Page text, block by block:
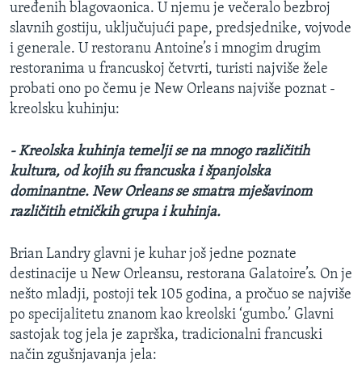
uređenih blagovaonica. U njemu je večeralo bezbroj
slavnih gostiju, uključujući pape, predsjednike, vojvode
i generale. U restoranu Antoine’s i mnogim drugim
restoranima u francuskoj četvrti, turisti najviše žele
probati ono po čemu je New Orleans najviše poznat -
kreolsku kuhinju:
- Kreolska kuhinja temelji se na mnogo različitih
kultura, od kojih su francuska i španjolska
dominantne. New Orleans se smatra mješavinom
različitih etničkih grupa i kuhinja.
Brian Landry glavni je kuhar još jedne poznate
destinacije u New Orleansu, restorana Galatoire’s. On je
nešto mladji, postoji tek 105 godina, a pročuo se najviše
po specijalitetu znanom kao kreolski ‘gumbo.’ Glavni
sastojak tog jela je zaprška, tradicionalni francuski
način zgušnjavanja jela: